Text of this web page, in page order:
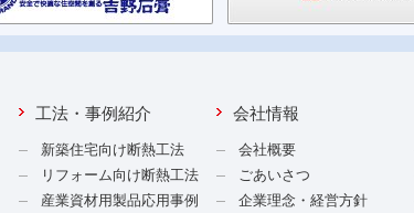
工法・事例紹介
新築住宅向け断熱工法
リフォーム向け断熱工法
産業資材用製品応用事例
会社情報
会社概要
ごあいさつ
企業理念・経営方針